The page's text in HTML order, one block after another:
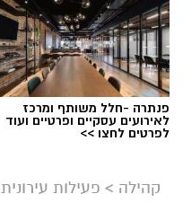
פנתרה -חלל משותף ומרכז
לאירועים עסקיים ופרטיים ועוד
לפרטים לחצו >>
קהילה > פעילות עירונית